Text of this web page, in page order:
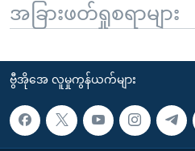
အခြားဖတ်ရှုစရာများ
ဗွီအိုအေ လူမှုကွန်ယက်များ